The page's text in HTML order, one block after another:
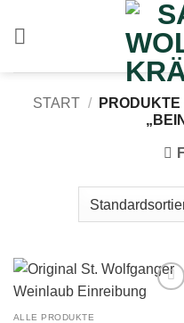
Inhalt
START /
ALLE PRODUKTE